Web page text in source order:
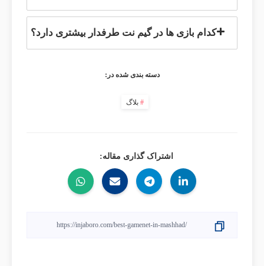
کدام بازی ها در گیم نت طرفدار بیشتری دارد؟
دسته بندی شده در:
بلاگ
اشتراک گذاری مقاله: